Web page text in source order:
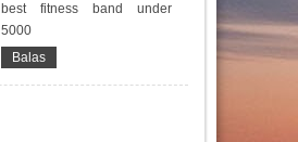
best fitness band under
5000
Balas